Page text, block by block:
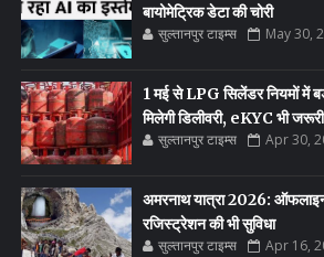
बायोमेट्रिक डेटा की चोरी
सुल्तानपुर टाइम्स May 30,
1 मई से LPG सिलेंडर नियमों में
मिलेगी डिलीवरी, eKYC भी जरूरी
सुल्तानपुर टाइम्स Apr 30,
अमरनाथ यात्रा 2026:
रजिस्ट्रेशन की भी सुविधा
सुल्तानपुर टाइम्स Apr 16,